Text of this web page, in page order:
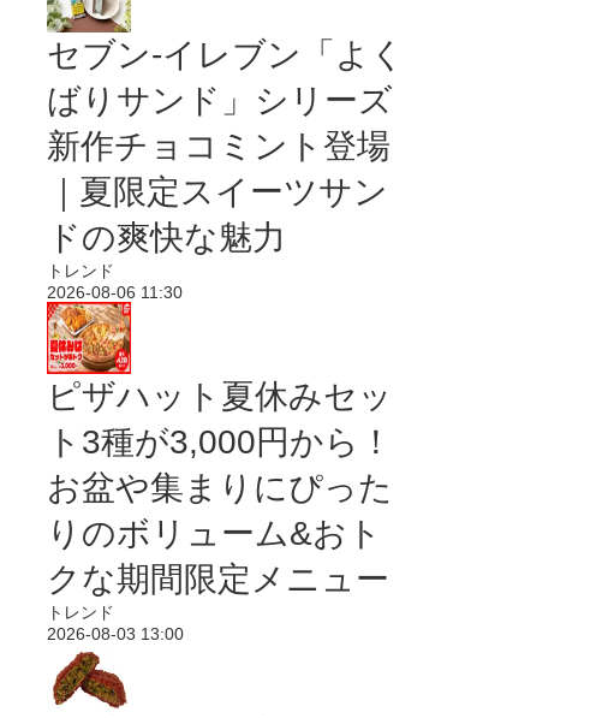
セブン‐イレブン「よく
ばりサンド」シリーズ
新作チョコミント登場
｜夏限定スイーツサン
ドの爽快な魅力
トレンド
2026-08-06 11:30
ピザハット夏休みセッ
ト3種が3,000円から！
お盆や集まりにぴった
りのボリューム&おト
クな期間限定メニュー
トレンド
2026-08-03 13:00